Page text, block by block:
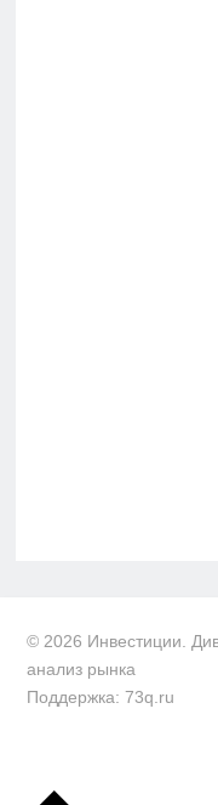
© 2026 Инвестиции.
анализ рынка
Поддержка: 73q.ru